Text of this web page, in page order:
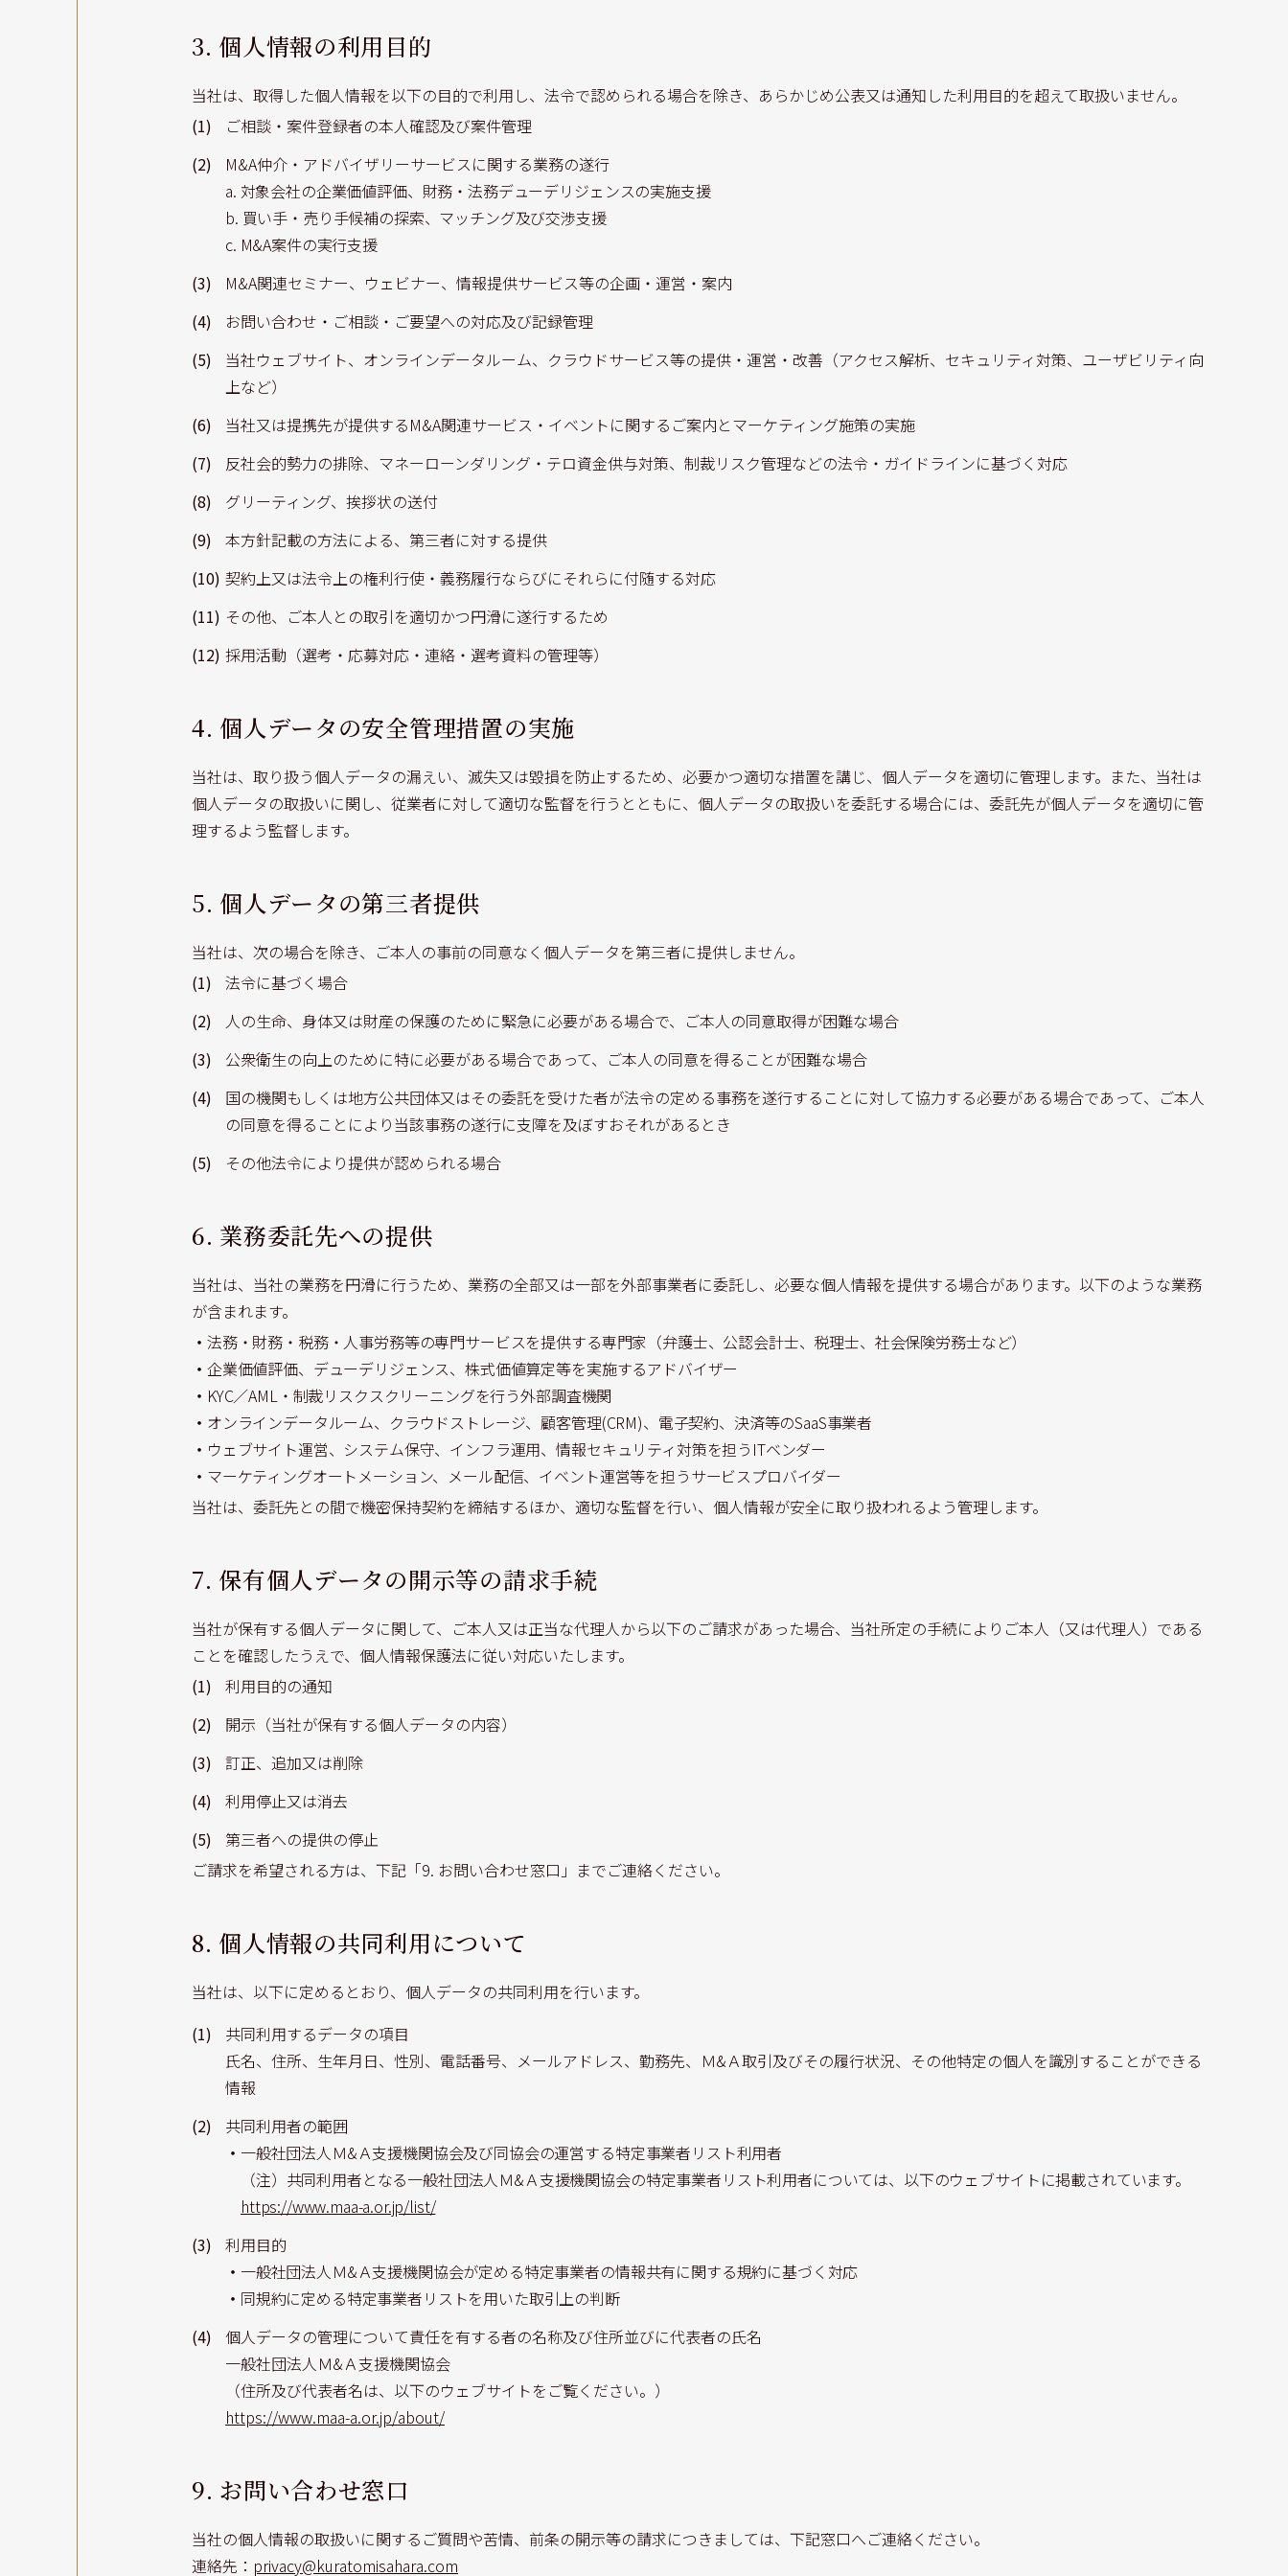
3. 個人情報の利用目的
当社は、取得した個人情報を以下の目的で利用し、法令で認められる場合を除き、あらかじめ公表又は通知した利用目的を超えて取扱いません。
(1)
ご相談・案件登録者の本人確認及び案件管理
(2)
M&A仲介・アドバイザリーサービスに関する業務の遂行
a. 対象会社の企業価値評価、財務・法務デューデリジェンスの実施支援
b. 買い手・売り手候補の探索、マッチング及び交渉支援
c. M&A案件の実行支援
(3)
M&A関連セミナー、ウェビナー、情報提供サービス等の企画・運営・案内
(4)
お問い合わせ・ご相談・ご要望への対応及び記録管理
(5)
当社ウェブサイト、オンラインデータルーム、クラウドサービス等の提供・運営・改善（アクセス解析、セキュリティ対策、ユーザビリティ向
上など）
(6)
当社又は提携先が提供するM&A関連サービス・イベントに関するご案内とマーケティング施策の実施
(7)
反社会的勢力の排除、マネーローンダリング・テロ資金供与対策、制裁リスク管理などの法令・ガイドラインに基づく対応
(8)
グリーティング、挨拶状の送付
(9)
本方針記載の方法による、第三者に対する提供
(10) 契約上又は法令上の権利行使・義務履行ならびにそれらに付随する対応
(11) その他、ご本人との取引を適切かつ円滑に遂行するため
(12) 採用活動（選考・応募対応・連絡・選考資料の管理等）
4. 個人データの安全管理措置の実施
当社は、取り扱う個人データの漏えい、滅失又は毀損を防止するため、必要かつ適切な措置を講じ、個人データを適切に管理します。また、当社は
個人データの取扱いに関し、従業者に対して適切な監督を行うとともに、個人データの取扱いを委託する場合には、委託先が個人データを適切に管
理するよう監督します。
5. 個人データの第三者提供
当社は、次の場合を除き、ご本人の事前の同意なく個人データを第三者に提供しません。
(1)
法令に基づく場合
(2)
人の生命、身体又は財産の保護のために緊急に必要がある場合で、ご本人の同意取得が困難な場合
(3)
公衆衛生の向上のために特に必要がある場合であって、ご本人の同意を得ることが困難な場合
(4)
国の機関もしくは地方公共団体又はその委託を受けた者が法令の定める事務を遂行することに対して協力する必要がある場合であって、ご本人
の同意を得ることにより当該事務の遂行に支障を及ぼすおそれがあるとき
(5)
その他法令により提供が認められる場合
6. 業務委託先への提供
当社は、当社の業務を円滑に行うため、業務の全部又は一部を外部事業者に委託し、必要な個人情報を提供する場合があります。以下のような業務
が含まれます。
・ 法務・財務・税務・人事労務等の専門サービスを提供する専門家（弁護士、公認会計士、税理士、社会保険労務士など）
・ 企業価値評価、デューデリジェンス、株式価値算定等を実施するアドバイザー
・ KYC／AML・制裁リスクスクリーニングを行う外部調査機関
・ オンラインデータルーム、クラウドストレージ、顧客管理(CRM)、電子契約、決済等のSaaS事業者
・ ウェブサイト運営、システム保守、インフラ運用、情報セキュリティ対策を担うITベンダー
・ マーケティングオートメーション、メール配信、イベント運営等を担うサービスプロバイダー
当社は、委託先との間で機密保持契約を締結するほか、適切な監督を行い、個人情報が安全に取り扱われるよう管理します。
7. 保有個人データの開示等の請求手続
当社が保有する個人データに関して、ご本人又は正当な代理人から以下のご請求があった場合、当社所定の手続によりご本人（又は代理人）である
ことを確認したうえで、個人情報保護法に従い対応いたします。
(1)
利用目的の通知
(2)
開示（当社が保有する個人データの内容）
(3)
訂正、追加又は削除
(4)
利用停止又は消去
(5)
第三者への提供の停止
ご請求を希望される方は、下記「9. お問い合わせ窓口」までご連絡ください。
8. 個人情報の共同利用について
当社は、以下に定めるとおり、個人データの共同利用を行います。
(1)
共同利用するデータの項目
氏名、住所、生年月日、性別、電話番号、メールアドレス、勤務先、Ｍ&Ａ取引及びその履行状況、その他特定の個人を識別することができる
情報
(2)
共同利用者の範囲
・ 一般社団法人Ｍ&Ａ支援機関協会及び同協会の運営する特定事業者リスト利用者
（注）共同利用者となる一般社団法人Ｍ&Ａ支援機関協会の特定事業者リスト利用者については、以下のウェブサイトに掲載されています。
https://www.maa-a.or.jp/list/
(3)
利用目的
・ 一般社団法人Ｍ&Ａ支援機関協会が定める特定事業者の情報共有に関する規約に基づく対応
・ 同規約に定める特定事業者リストを用いた取引上の判断
(4)
個人データの管理について責任を有する者の名称及び住所並びに代表者の氏名
一般社団法人Ｍ&Ａ支援機関協会
（住所及び代表者名は、以下のウェブサイトをご覧ください。）
https://www.maa-a.or.jp/about/
9. お問い合わせ窓口
当社の個人情報の取扱いに関するご質問や苦情、前条の開示等の請求につきましては、下記窓口へご連絡ください。
連絡先： privacy@kuratomisahara.com